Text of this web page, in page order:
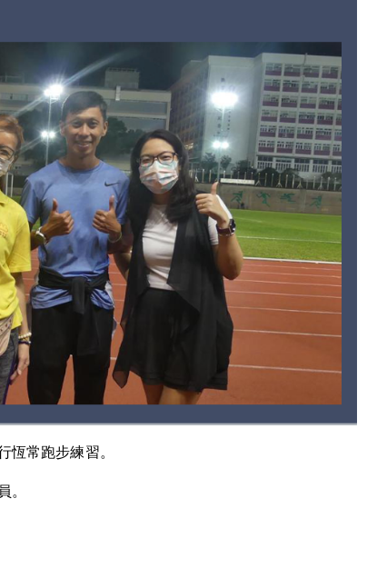
常跑步練習。
。